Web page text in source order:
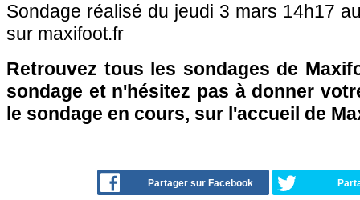
Sondage réalisé du jeudi 3 mars 14h17
sur maxifoot.fr
Retrouvez tous les sondages de
sondage et n'hésitez pas à donner
le sondage en cours, sur l'accueil de
Partager sur Facebook